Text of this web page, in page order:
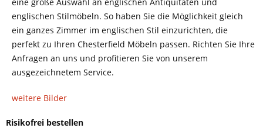
englischen Stilmöbeln. So haben Sie die Möglichkeit gleich
ein ganzes Zimmer im englischen Stil einzurichten, die
perfekt zu Ihren Chesterfield Möbeln passen. Richten Sie Ihre
Anfragen an uns und profitieren Sie von unserem
ausgezeichnetem Service.
weitere Bilder
Risikofrei bestellen